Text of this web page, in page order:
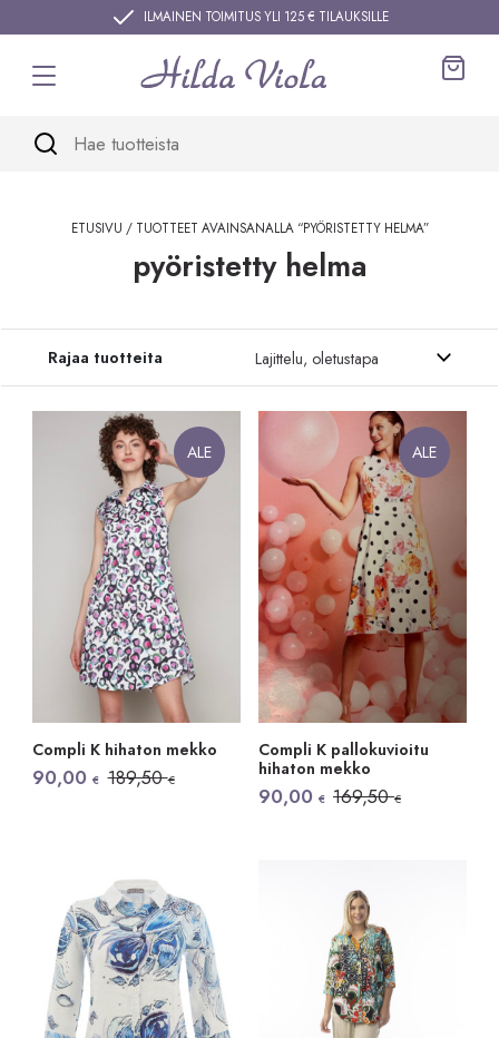
ILMAINEN TOIMITUS YLI 125 € TILAUKSILLE
ETUSIVU / TUOTTEET AVAINSANALLA “PYÖRISTETTY HELMA”
pyöristetty helma
Siirry tuotteisiin
Rajaa tuotteita
ALE
Compli K hihaton mekko
189,50€
Alkuperäinen
hinta
90,00€
Nykyinen
hinta
ALE
Compli K pallokuvioitu
hihaton mekko
169,50€
Alkuperäinen
hinta
90,00 €
Nykyinen
hinta